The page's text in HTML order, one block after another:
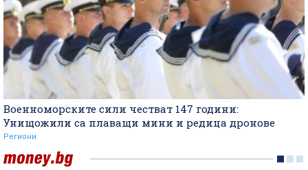
Военноморските сили честват 147 години:
Унищожили са плаващи мини и редица дронове
Региони